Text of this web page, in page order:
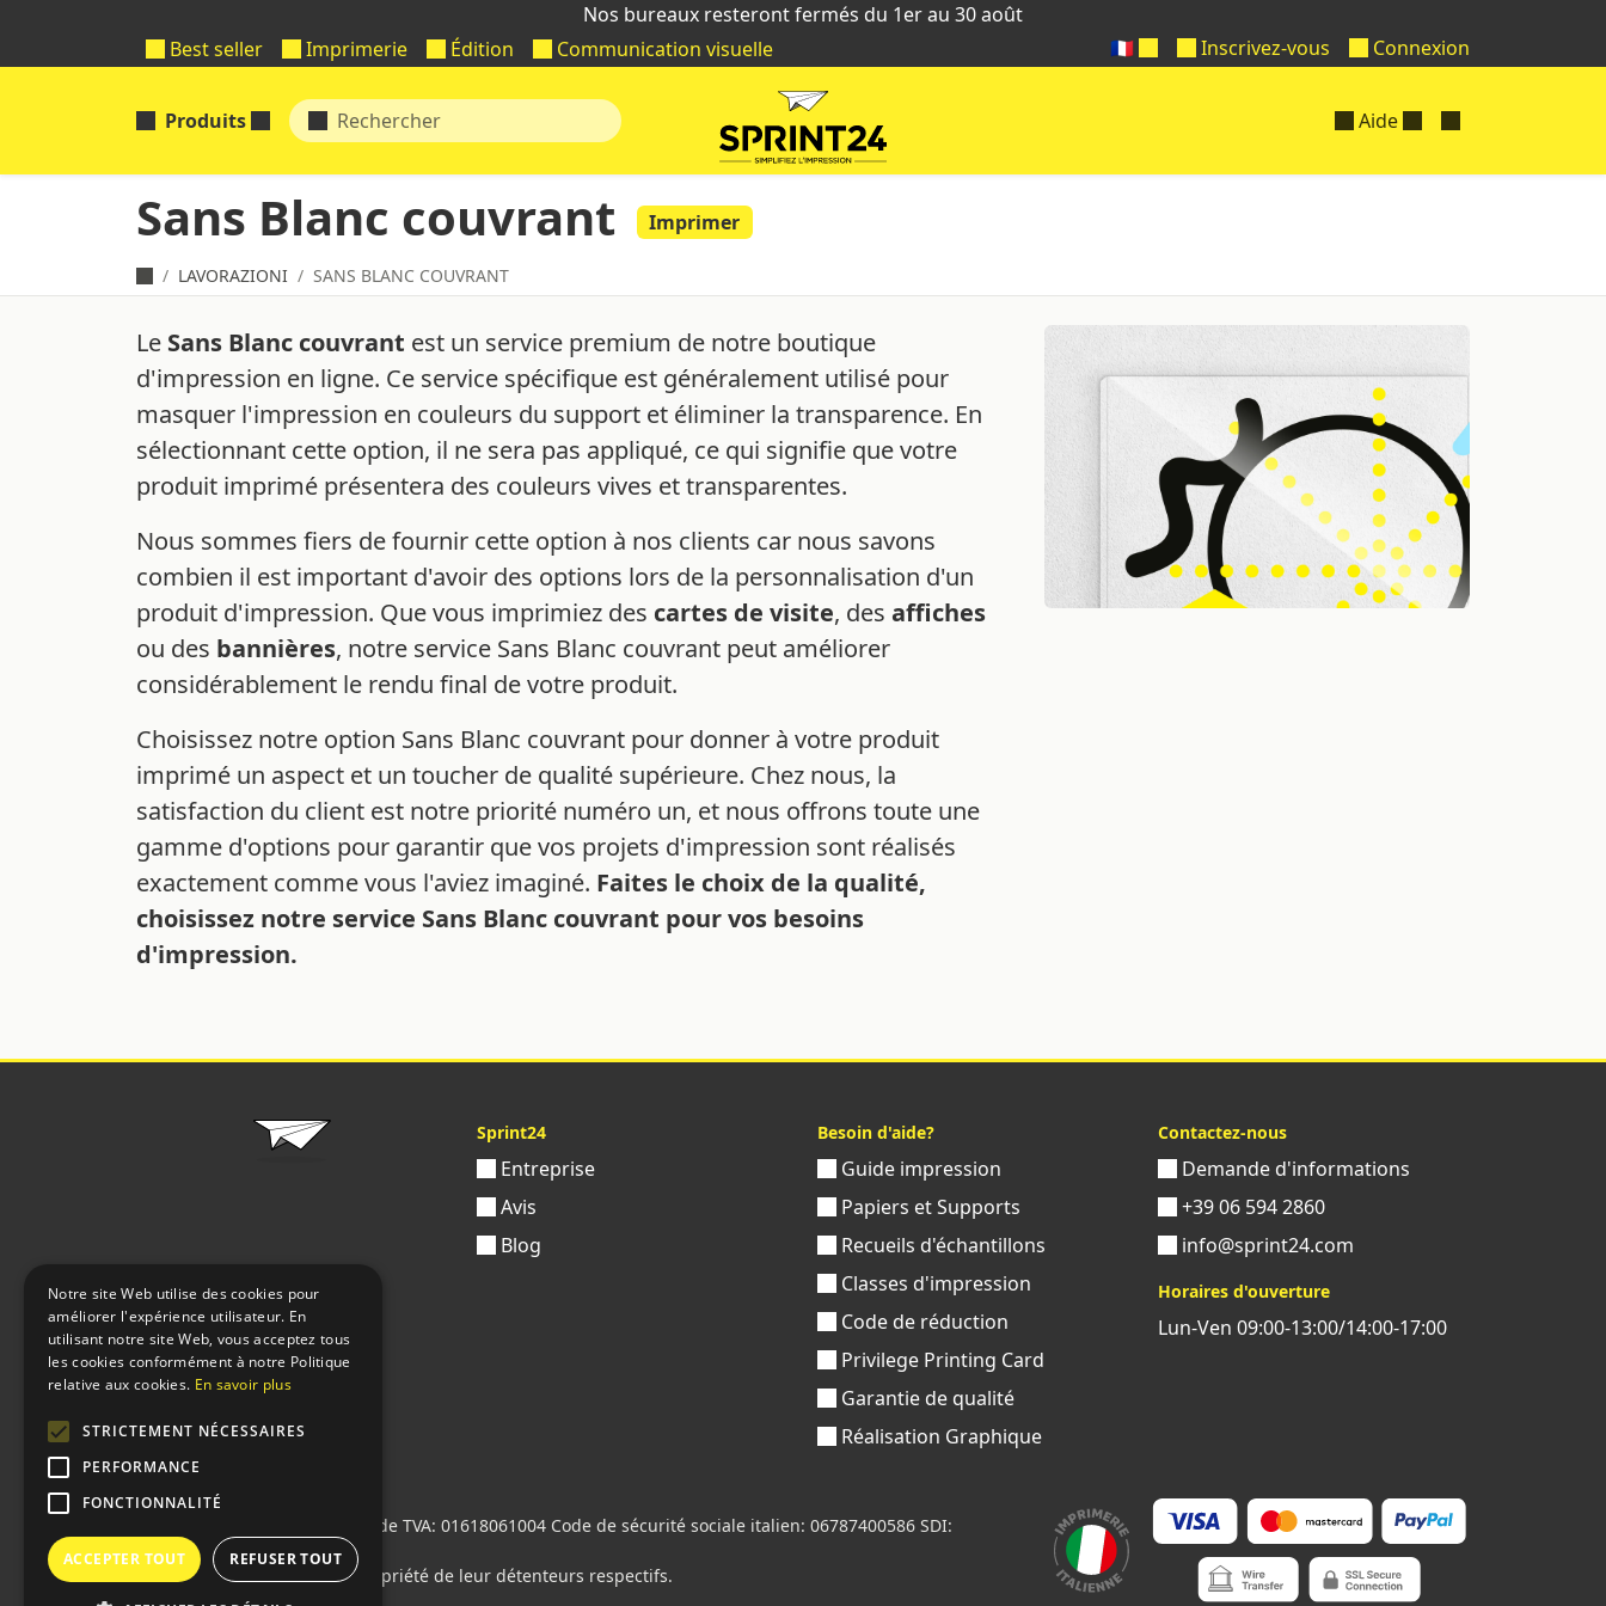
Nos bureaux resteront fermés du 1er au 30 août
Best seller
Imprimerie Édition Communication visuelle Inscrivez-vous Connexion
🇫🇷
Produits Aide
Sans Blanc couvrant Imprimer
LAVORAZIONI SANS BLANC COUVRANT
Le Sans Blanc couvrant est un service premium de notre boutique
d'impression en ligne. Ce service spécifique est généralement utilisé pour
masquer l'impression en couleurs du support et éliminer la transparence. En
sélectionnant cette option, il ne sera pas appliqué, ce qui signifie que votre
produit imprimé présentera des couleurs vives et transparentes.
Nous sommes fiers de fournir cette option à nos clients car nous savons
combien il est important d'avoir des options lors de la personnalisation d'un
produit d'impression. Que vous imprimiez des cartes de visite, des affiches
ou des bannières, notre service Sans Blanc couvrant peut améliorer
considérablement le rendu final de votre produit.
Choisissez notre option Sans Blanc couvrant pour donner à votre produit
imprimé un aspect et un toucher de qualité supérieure. Chez nous, la
satisfaction du client est notre priorité numéro un, et nous offrons toute une
gamme d'options pour garantir que vos projets d'impression sont réalisés
exactement comme vous l'aviez imaginé. Faites le choix de la qualité,
choisissez notre service Sans Blanc couvrant pour vos besoins
d'impression.
Sprint24
Entreprise
Avis
Blog
Besoin d'aide?
Guide impression
Papiers et Supports
Recueils d'échantillons
Classes d'impression
Code de réduction
Privilege Printing Card
Garantie de qualité
Réalisation Graphique
Contactez-nous
Demande d'informations
+39 06 594 2860
info@sprint24.com
Horaires d'ouverture
Lun-Ven 09:00-13:00/14:00-17:00
© 2026 • Numéro de TVA: 01618061004 Code de sécurité sociale italien: 06787400586 SDI:
M5UXCR1
Tous les logos cités sont la propriété de leur détenteurs respectifs.
Notre site Web utilise des cookies pour
améliorer l'expérience utilisateur. En
utilisant notre site Web, vous acceptez tous
les cookies conformément à notre Politique
relative aux cookies. En savoir plus
STRICTEMENT NÉCESSAIRES
PERFORMANCE
FONCTIONNALITÉ
ACCEPTER TOUT REFUSER TOUT